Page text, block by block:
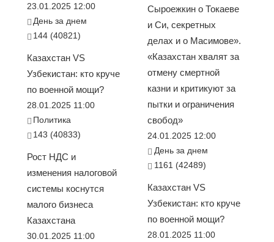
23.01.2025 12:00
День за днем
144 (40821)
Казахстан VS
Узбекистан: кто круче
по военной мощи?
28.01.2025 11:00
Политика
143 (40833)
Рост НДС и
изменения налоговой
системы коснутся
малого бизнеса
Казахстана
30.01.2025 11:00
Сыроежкин о Токаеве
и Си, секретных
делах и о Масимове».
«Казахстан хвалят за
отмену смертной
казни и критикуют за
пытки и ограничения
свобод»
24.01.2025 12:00
День за днем
1161 (42489)
Казахстан VS
Узбекистан: кто круче
по военной мощи?
28.01.2025 11:00